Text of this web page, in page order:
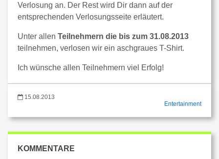
Verlosung an. Der Rest wird Dir dann auf der
entsprechenden Verlosungsseite erläutert.
Unter allen Teilnehmern die bis zum 31.08.2013
teilnehmen, verlosen wir ein aschgraues T-Shirt.
Ich wünsche allen Teilnehmern viel Erfolg!
15.08.2013
Entertainment
KOMMENTARE